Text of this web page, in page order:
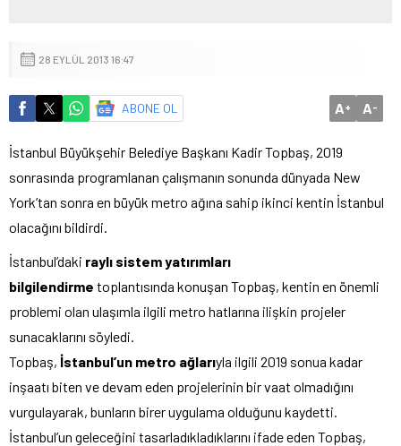
28 EYLÜL 2013 16:47
ABONE OL A+ A-
İstanbul Büyükşehir Belediye Başkanı Kadir Topbaş, 2019
sonrasında programlanan çalışmanın sonunda dünyada New
York’tan sonra en büyük metro ağına sahip ikinci kentin İstanbul
olacağını bildirdi.
İstanbul’daki raylı sistem yatırımları
bilgilendirme toplantısında konuşan Topbaş, kentin en önemli
problemi olan ulaşımla ilgili metro hatlarına ilişkin projeler
sunacaklarını söyledi.
Topbaş, İstanbul’un metro ağlarıyla ilgili 2019 sonua kadar
inşaatı biten ve devam eden projelerinin bir vaat olmadığını
vurgulayarak, bunların birer uygulama olduğunu kaydetti.
İstanbul’un geleceğini tasarladıkladıklarını ifade eden Topbaş,